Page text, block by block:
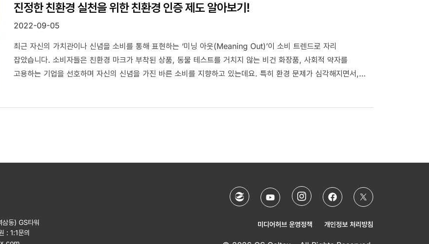
진정한 친환경 실천을 위한 친환경 인증 제도 알아보기!
2022-09-05
최근 자신의 가치관이나 신념을 소비를 통해 표현하는 ‘미닝 아웃(Meaning Out)’이 소비 트렌드로 자리
잡았습니다. 소비자들은 친환경 마크가 부착된 상품, 동물 테스트를 거치지 않는 비건 화장품, 사회적 약자를
고용하는 기업을 선호하며 자신의 신념을 가진 바른 소비를 지향하고 있는데요. 특히 환경 문제가 심각해지면서,
동) GS타워
: 1:1문의
미디어허브 운영정책 개인정보 처리방침